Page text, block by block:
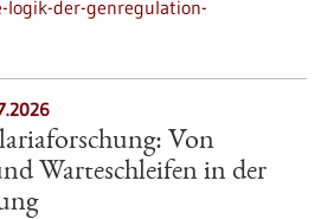
logik-der-genregulation-
Von
Warteschleifen in der